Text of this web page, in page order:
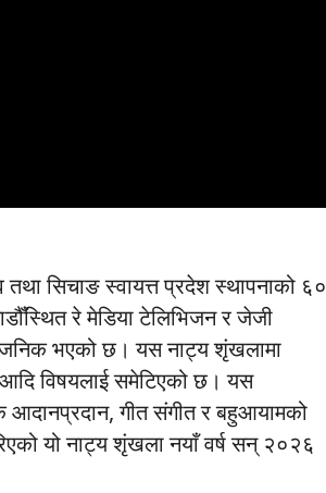
सिचाङ स्वायत्त प्रदेश स्थापनाको ६०
रे मेडिया टेलिभिजन र जेजी
भएको छ। यस नाट्य शृंखलामा
विषयलाई समेटिएको छ। यस
आदानप्रदान, गीत संगीत र बहुआयामको
यो नाट्य शृंखला नयाँ वर्ष सन् २०२६